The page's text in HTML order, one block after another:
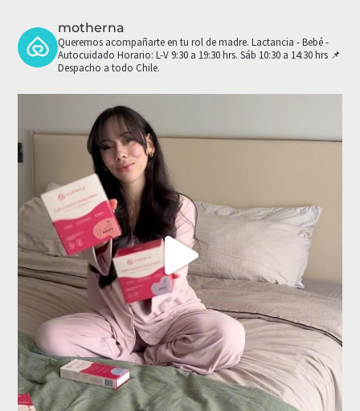
motherna
Queremos acompañarte en tu rol de madre. Lactancia - Bebé -
Autocuidado Horario: L-V 9:30 a 19:30 hrs. Sáb 10:30 a 14:30 hrs 📌
Despacho a todo Chile.